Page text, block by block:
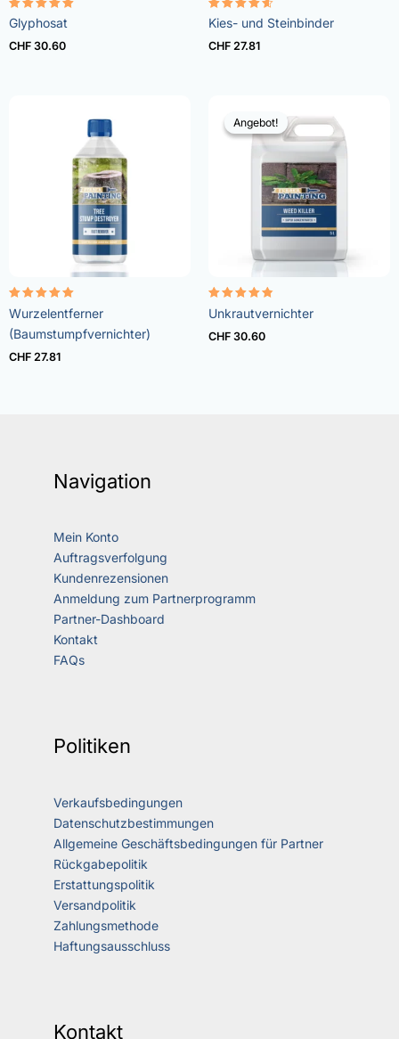
Bewertet
mit
4.96
von 5
Glyphosat
CHF 30.60
Bewertet
mit
4.57
von 5
Kies- und Steinbinder
CHF 27.81
Bewertet
mit
5.00
von 5
Wurzelentferner
(Baumstumpfvernichter)
CHF 27.81
Angebot!
Angebot!
Bewertet
mit
4.73
von 5
Unkrautvernichter
CHF 30.60
Navigation
Mein Konto
Auftragsverfolgung
Kundenrezensionen
Anmeldung zum Partnerprogramm
Partner-Dashboard
Kontakt
FAQs
Politiken
Verkaufsbedingungen
Datenschutzbestimmungen
Allgemeine Geschäftsbedingungen für Partner
Rückgabepolitik
Erstattungspolitik
Versandpolitik
Zahlungsmethode
Haftungsausschluss
Kontakt